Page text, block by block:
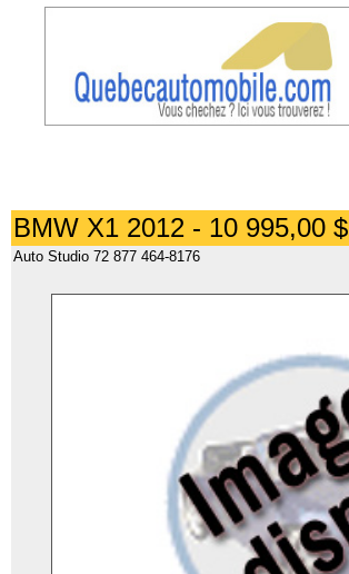
BMW X1 2012 - 10 995,00 $
Auto Studio 72 877 464-8176